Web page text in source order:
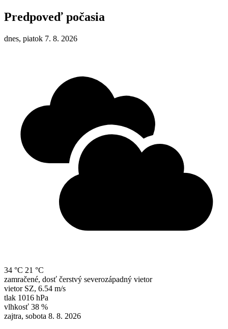
Predpoveď počasia
dnes, piatok 7. 8. 2026
34 °C 21 °C
zamračené, dosť čerstvý severozápadný vietor
vietor SZ, 6.54 m/s
tlak 1016 hPa
vlhkosť 38 %
zajtra, sobota 8. 8. 2026